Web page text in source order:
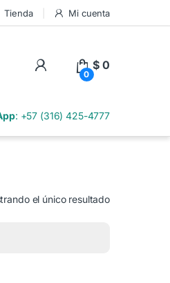
Tienda Mi cuenta
My Account
0
$ 0
: +57 (316) 425-4777
el único resultado